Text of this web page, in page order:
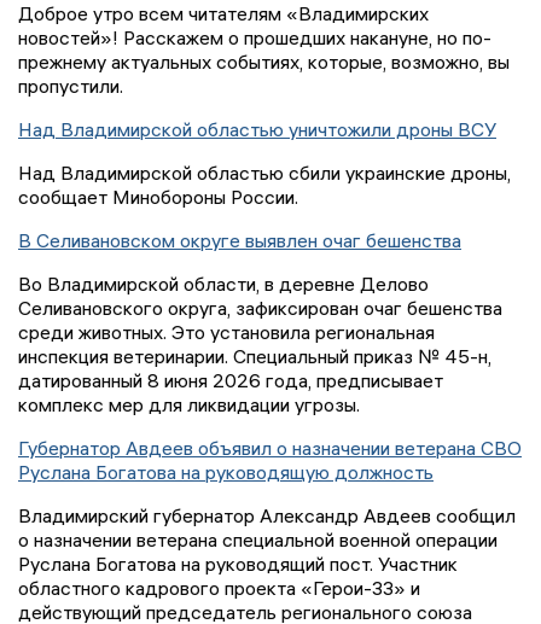
Доброе утро всем читателям «Владимирских
новостей»! Расскажем о прошедших накануне, но по-
прежнему актуальных событиях, которые, возможно, вы
пропустили.
Над Владимирской областью уничтожили дроны ВСУ
Над Владимирской областью сбили украинские дроны,
сообщает Минобороны России.
В Селивановском округе выявлен очаг бешенства
Во Владимирской области, в деревне Делово
Селивановского округа, зафиксирован очаг бешенства
среди животных. Это установила региональная
инспекция ветеринарии. Специальный приказ № 45-н,
датированный 8 июня 2026 года, предписывает
комплекс мер для ликвидации угрозы.
Губернатор Авдеев объявил о назначении ветерана СВО
Руслана Богатова на руководящую должность
Владимирский губернатор Александр Авдеев сообщил
о назначении ветерана специальной военной операции
Руслана Богатова на руководящий пост. Участник
областного кадрового проекта «Герои-33» и
действующий председатель регионального союза